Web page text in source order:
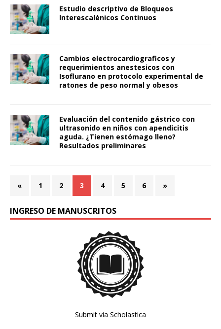
Estudio descriptivo de Bloqueos
Interescalénicos Continuos
Cambios electrocardiograficos y
requerimientos anestesicos con
Isoflurano en protocolo experimental de
ratones de peso normal y obesos
Evaluación del contenido gástrico con
ultrasonido en niños con apendicitis
aguda. ¿Tienen estómago lleno?
Resultados preliminares
« 1 2 3 4 5 6 »
INGRESO DE MANUSCRITOS
Submit via Scholastica